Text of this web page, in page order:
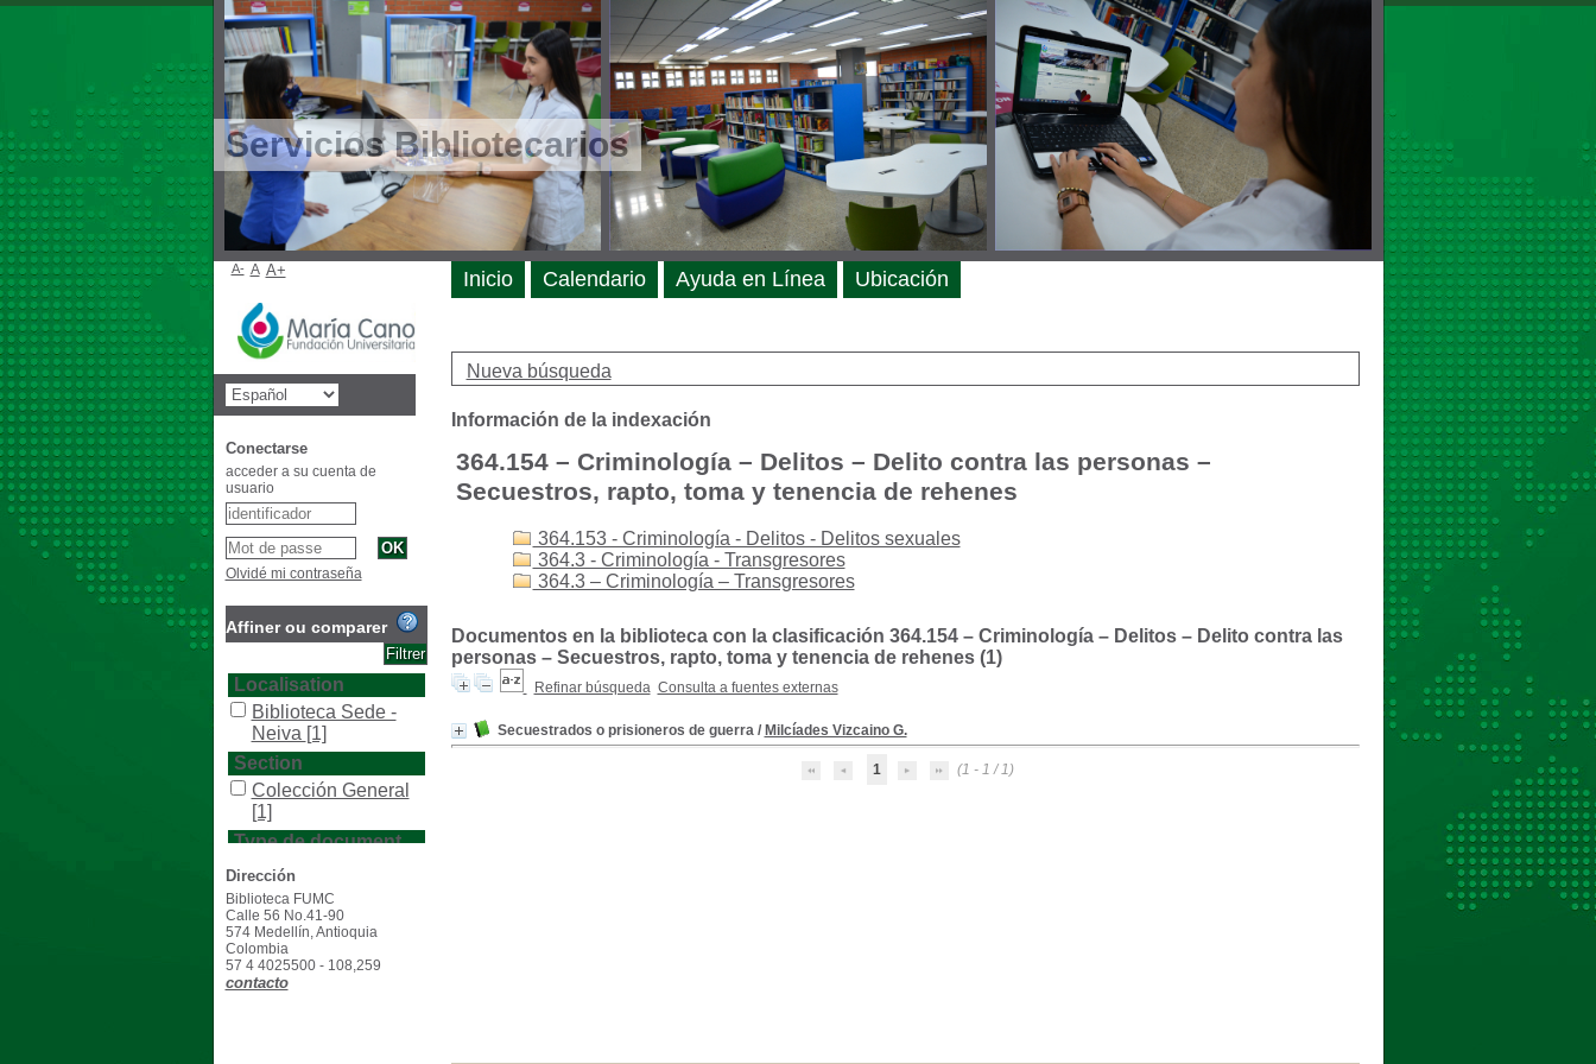
Servicios Bibliotecarios
Nueva búsqueda
Información de la indexación
364.154 – Criminología – Delitos – Delito contra las personas –
Secuestros, rapto, toma y tenencia de rehenes
364.153 - Criminología - Delitos - Delitos sexuales
364.3 - Criminología - Transgresores
364.3 – Criminología – Transgresores
Documentos en la biblioteca con la clasificación 364.154 – Criminología – Delitos – Delito contra las
personas – Secuestros, rapto, toma y tenencia de rehenes (1)
Refinar búsqueda Consulta a fuentes externas
Secuestrados o prisioneros de guerra/ Milcíades Vizcaino G.
1 (1 - 1 / 1)
Inicio Calendario Ayuda en Línea Ubicación
A- A A+
Conectarse
acceder a su cuenta de
usuario
Olvidé mi contraseña
Affiner ou comparer
Localisation
Biblioteca Sede -
Neiva [1]
Section
Colección General
[1]
Type de document
texto impreso
Dirección
Biblioteca FUMC
Calle 56 No.41-90
574 Medellín, Antioquia
Colombia
57 4 4025500 - 108,259
contacto